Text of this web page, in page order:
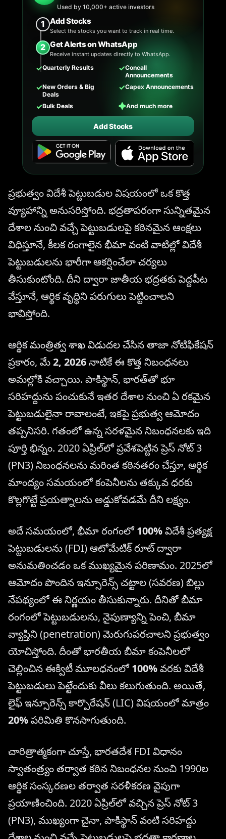
Used by 10,000+ active investors
1 Add Stocks
Select the stocks you want to track in real time.
2 Get Alerts on WhatsApp
Receive instant updates directly to WhatsApp.
✓Quarterly Results ✓Concall
Announcements
✓New Orders & Big
Deals
✓Capex Announcements
✓Bulk Deals ✦And much more
Add Stocks
ప్రభుత్వం విదేశీ పెట్టుబడుల విషయంలో ఒక కొత్త
వ్యూహాన్ని అనుసరిస్తోంది. భద్రతాపరంగా సున్నితమైన
దేశాల నుంచి వచ్చే పెట్టుబడులపై కఠినమైన ఆంక్షలు
విధిస్తూనే, కీలక రంగాలైన భీమా వంటి వాటిల్లో విదేశీ
పెట్టుబడులను భారీగా ఆకర్షించేలా చర్యలు
తీసుకుంటోంది. దీని ద్వారా జాతీయ భద్రతకు పెద్దపీట
వేస్తూనే, ఆర్థిక వృద్ధిని పరుగులు పెట్టించాలని
భావిస్తోంది.
ఆర్థిక మంత్రిత్వ శాఖ విడుదల చేసిన తాజా నోటిఫికేషన్
ప్రకారం, మే2, 2026నాటికే ఈ కొత్త నిబంధనలు
అమల్లోకి వచ్చాయి. పాకిస్థాన్, భారత్‌తో భూ
సరిహద్దును పంచుకునే ఇతర దేశాల నుంచి ఏ రకమైన
పెట్టుబడులైనా రావాలంటే, ఇకపై ప్రభుత్వ ఆమోదం
తప్పనిసరి. గతంలో ఉన్న సరళమైన నిబంధనలకు ఇది
పూర్తి భిన్నం. 2020 ఏప్రిల్‌లో ప్రవేశపెట్టిన ప్రెస్ నోట్ 3
(PN3) నిబంధనలను మరింత కఠినతరం చేస్తూ, ఆర్థిక
మాంద్యం సమయంలో కంపెనీలను తక్కువ ధరకు
కొల్లగొట్టే ప్రయత్నాలను అడ్డుకోవడమే దీని లక్ష్యం.
అదే సమయంలో, భీమా రంగంలో100%విదేశీ ప్రత్యక్ష
పెట్టుబడులను (FDI) ఆటోమేటిక్ రూట్ ద్వారా
అనుమతించడం ఒక ముఖ్యమైన పరిణామం. 2025లో
ఆమోదం పొందిన ఇన్సూరెన్స్ చట్టాల (సవరణ) బిల్లు
నేపథ్యంలో ఈ నిర్ణయం తీసుకున్నారు. దీనితో బీమా
రంగంలో పెట్టుబడులను, నైపుణ్యాన్ని పెంచి, బీమా
వ్యాప్తిని (penetration) మెరుగుపరచాలని ప్రభుత్వం
యోచిస్తోంది. దీంతో భారతీయ బీమా కంపెనీలలో
చెల్లించిన ఈక్విటీ మూలధనంలో100%వరకు విదేశీ
పెట్టుబడులు పెట్టేందుకు వీలు కలుగుతుంది. అయితే,
లైఫ్ ఇన్సూరెన్స్ కార్పొరేషన్ (LIC) విషయంలో మాత్రం
20%పరిమితి కొనసాగుతుంది.
చారిత్రాత్మకంగా చూస్తే, భారతదేశ FDI విధానం
స్వాతంత్ర్యం తర్వాత కఠిన నిబంధనల నుంచి 1990ల
ఆర్థిక సంస్కరణల తర్వాత సరళీకరణ వైపుగా
ప్రయాణించింది. 2020 ఏప్రిల్‌లో వచ్చిన ప్రెస్ నోట్ 3
(PN3), ముఖ్యంగా చైనా, పాకిస్థాన్ వంటి సరిహద్దు